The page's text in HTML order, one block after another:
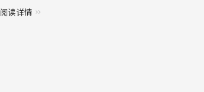
阅读详情